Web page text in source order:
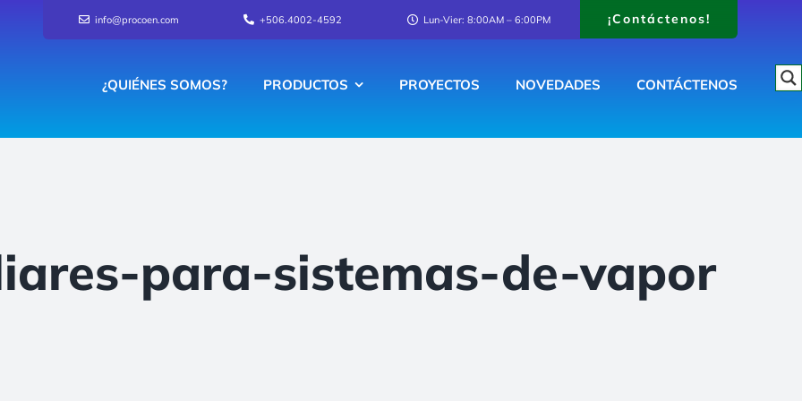
info@procoen.com +506.4002-4592 Lun-Vier: 8:00AM – 6:00PM ¡Contáctenos!
¿QUIÉNES SOMOS? PRODUCTOS PROYECTOS NOVEDADES CONTÁCTENOS
para-sistemas-de-vapor